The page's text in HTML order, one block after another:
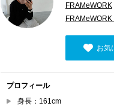
FRAMeWORK
FRAMeWORK
お気
プロフィール
身長：161cm